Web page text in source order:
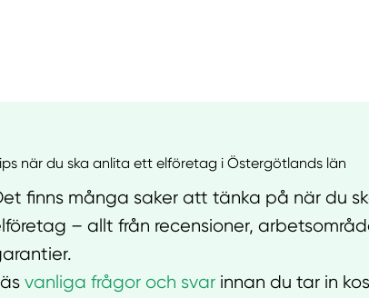
när du ska anlita ett elföretag i Östergötlands län
finns många saker att tänka på när du
– allt från recensioner,
vanliga frågor och svar innan du tar in